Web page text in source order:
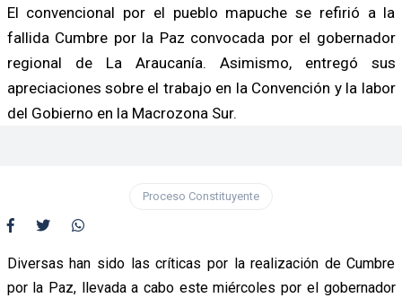
El convencional por el pueblo mapuche se refirió a la
fallida Cumbre por la Paz convocada por el gobernador
regional de La Araucanía. Asimismo, entregó sus
apreciaciones sobre el trabajo en la Convención y la labor
del Gobierno en la Macrozona Sur.
Proceso Constituyente
Diversas han sido las críticas por la realización de Cumbre
por la Paz, llevada a cabo este miércoles por el gobernador